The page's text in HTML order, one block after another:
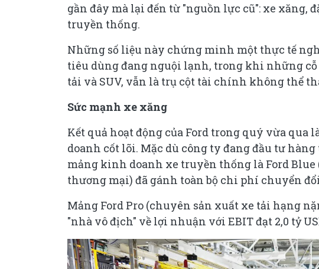
gần đây mà lại đến từ "nguồn lực cũ": xe xăng,
truyền thống.
Những số liệu này chứng minh một thực tế
tiêu dùng đang nguội lạnh, trong khi những
tải và SUV, vẫn là trụ cột tài chính không thể
Sức mạnh xe xăng
Kết quả hoạt động của Ford trong quý vừa qua
doanh cốt lõi. Mặc dù công ty đang đầu tư
mảng kinh doanh xe truyền thống là Ford Blue
thương mại) đã gánh toàn bộ chi phí chuyển
Mảng Ford Pro (chuyên sản xuất xe tải hạng
"nhà vô địch" về lợi nhuận với EBIT đạt 2,0 tỷ